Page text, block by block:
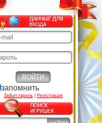
запомнить
Забыл пароль| Регистрация